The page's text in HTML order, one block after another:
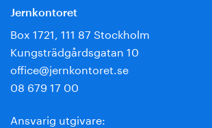
Jernkontoret
Box 1721, 111 87 Stockholm
Kungsträdgårdsgatan 10
office@jernkontoret.se
08 679 17 00
Ansvarig utgivare: